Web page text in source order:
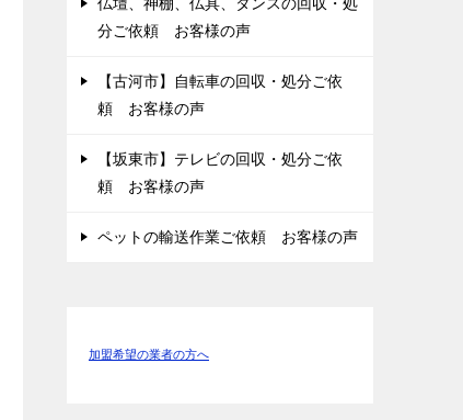
分ご依頼 お客様の声
【古河市】自転車の回収・処分ご依
頼 お客様の声
【坂東市】テレビの回収・処分ご依
頼 お客様の声
ペットの輸送作業ご依頼 お客様の声
加盟希望の業者の方へ